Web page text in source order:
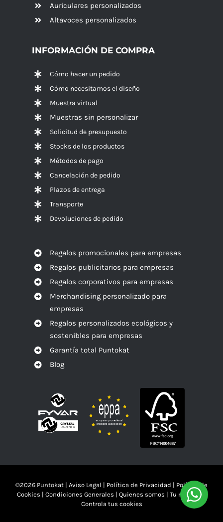
Auriculares personalizados
Altavoces personalizados
INFORMACIÓN DE COMPRA
Cómo hacer un pedido
Cómo necesitamos el diseño
Muestra virtual
Muestras sin personalizar
Solicitud de presupuesto
Stocks de los productos
Métodos de pago
Cancelación de pedido
Plazos de entrega
Transporte
Devoluciones de pedido
Regalos promocionales para empresas
Regalos publicitarios para empresas
Regalos corporativos para empresas
Merchandising personalizado para
empresas
Regalos personalizados ecológicos y
sostenibles para empresas
Garantía total Puntokat
Blog
©2026 Puntokat | Aviso Legal | Política de Privacidad | Política de
Cookies | Condiciones Generales | Quienes somos | Tu mandas!!
Controla tus cookies